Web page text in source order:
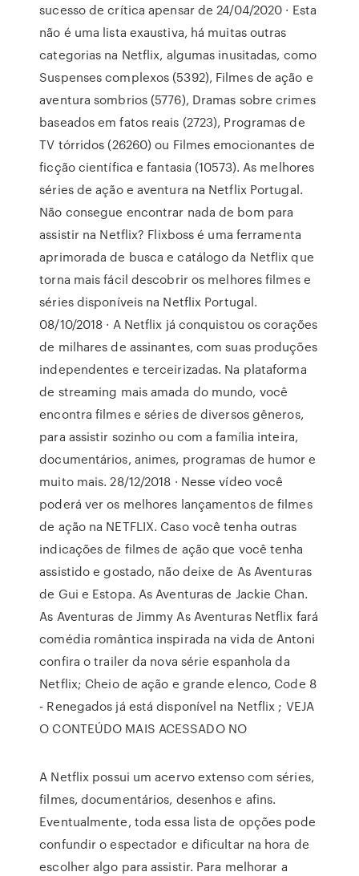
sucesso de crítica apensar de 24/04/2020 · Esta
não é uma lista exaustiva, há muitas outras
categorias na Netflix, algumas inusitadas, como
Suspenses complexos (5392), Filmes de ação e
aventura sombrios (5776), Dramas sobre crimes
baseados em fatos reais (2723), Programas de
TV tórridos (26260) ou Filmes emocionantes de
ficção científica e fantasia (10573). As melhores
séries de ação e aventura na Netflix Portugal.
Não consegue encontrar nada de bom para
assistir na Netflix? Flixboss é uma ferramenta
aprimorada de busca e catálogo da Netflix que
torna mais fácil descobrir os melhores filmes e
séries disponíveis na Netflix Portugal.
08/10/2018 · A Netflix já conquistou os corações
de milhares de assinantes, com suas produções
independentes e terceirizadas. Na plataforma
de streaming mais amada do mundo, você
encontra filmes e séries de diversos gêneros,
para assistir sozinho ou com a família inteira,
documentários, animes, programas de humor e
muito mais. 28/12/2018 · Nesse vídeo você
poderá ver os melhores lançamentos de filmes
de ação na NETFLIX. Caso você tenha outras
indicações de filmes de ação que você tenha
assistido e gostado, não deixe de As Aventuras
de Gui e Estopa. As Aventuras de Jackie Chan.
As Aventuras de Jimmy As Aventuras Netflix fará
comédia romântica inspirada na vida de Antoni
confira o trailer da nova série espanhola da
Netflix; Cheio de ação e grande elenco, Code 8
- Renegados já está disponível na Netflix ; VEJA
O CONTEÚDO MAIS ACESSADO NO
A Netflix possui um acervo extenso com séries,
filmes, documentários, desenhos e afins.
Eventualmente, toda essa lista de opções pode
confundir o espectador e dificultar na hora de
escolher algo para assistir. Para melhorar a